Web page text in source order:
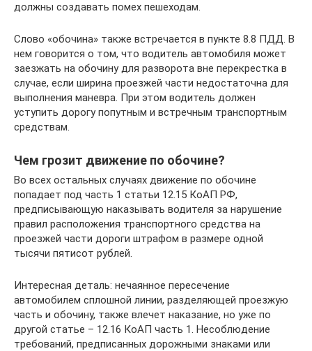
должны создавать помех пешеходам.
Слово «обочина» также встречается в пункте 8.8 ПДД. В
нем говорится о том, что водитель автомобиля может
заезжать на обочину для разворота вне перекрестка в
случае, если ширина проезжей части недостаточна для
выполнения маневра. При этом водитель должен
уступить дорогу попутным и встречным транспортным
средствам.
Чем грозит движение по обочине?
Во всех остальных случаях движение по обочине
попадает под часть 1 статьи 12.15 КоАП РФ,
предписывающую наказывать водителя за нарушение
правил расположения транспортного средства на
проезжей части дороги штрафом в размере одной
тысячи пятисот рублей.
Интересная деталь: нечаянное пересечение
автомобилем сплошной линии, разделяющей проезжую
часть и обочину, также влечет наказание, но уже по
другой статье – 12.16 КоАП часть 1. Несоблюдение
требований, предписанных дорожными знаками или